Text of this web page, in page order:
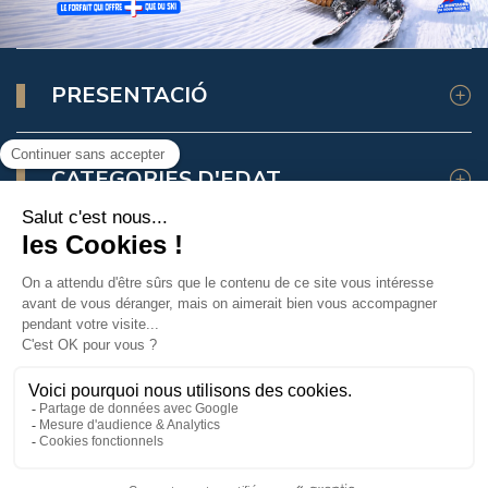
PRESENTACIÓ
CATEGORIES D'EDAT
ASSEGURANÇA D'ESQUÍ
Salle Hors Sac